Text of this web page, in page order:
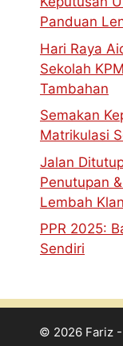
Panduan
Hari Raya
Sekolah
Tambahan
Semakan
Matrikulasi
Jalan
Penutupan
Lembah
PPR 2025:
Sendiri
© 2026 Fariz